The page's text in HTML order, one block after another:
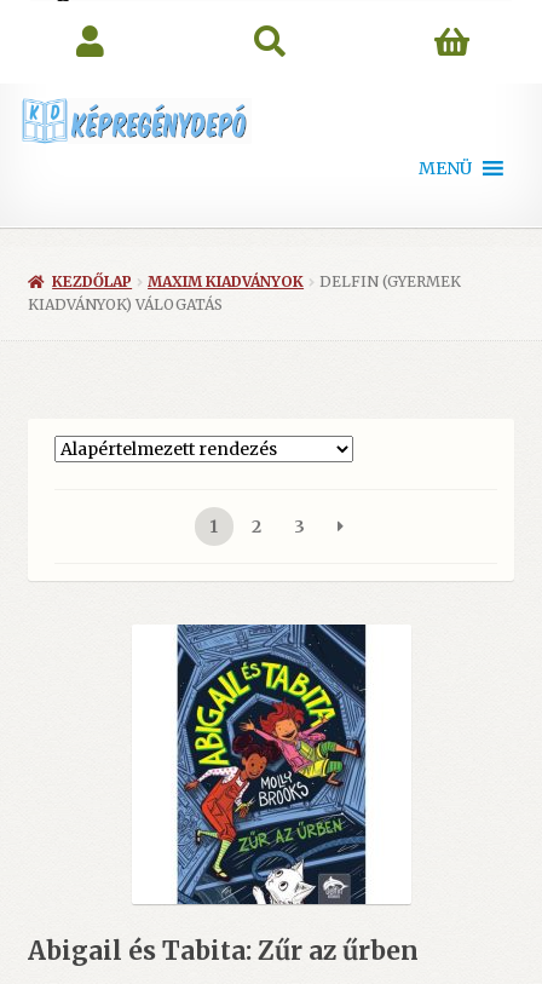
MENÜ
KEZDŐLAP MAXIM KIADVÁNYOK
DELFIN (GYERMEK
KIADVÁNYOK) VÁLOGATÁS
1 2 3
Abigail és Tabita: Zűr az űrben